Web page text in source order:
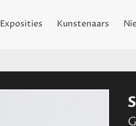
Exposities Kunstenaars